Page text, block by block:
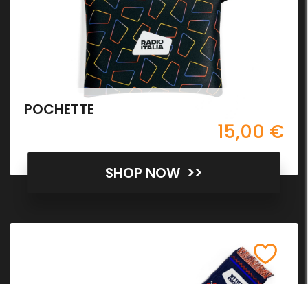
POCHETTE
15,00 €
SHOP NOW >>